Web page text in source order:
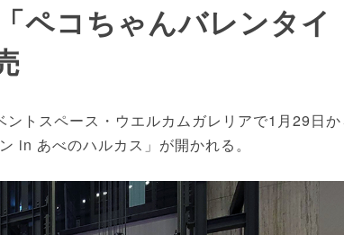
ペコちゃんバレンタイ
トスペース・ウエルカムガレリアで1月29日か
in あべのハルカス」が開かれる。